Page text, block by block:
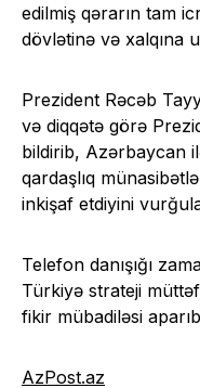
edilmiş qərarın tam
dövlətinə və xalqına
Prezident Rəcəb
və diqqətə görə
bildirib, Azərbaycan
qardaşlıq
inkişaf etdiyini
Telefon danışığı
Türkiyə strateji
fikir mübadiləsi
AzPost.az